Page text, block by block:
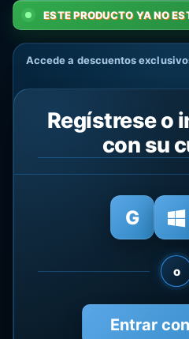
ESTE PRODUCTO YA NO
Accede a descuentos
Regístrese o
con su
o
Entrar